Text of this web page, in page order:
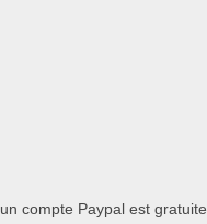
compte Paypal est gratuite